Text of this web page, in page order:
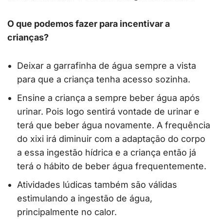
O que podemos fazer para incentivar a
crianças?
Deixar a garrafinha de água sempre a vista
para que a criança tenha acesso sozinha.
Ensine a criança a sempre beber água após
urinar. Pois logo sentirá vontade de urinar e
terá que beber água novamente. A frequência
do xixi irá diminuir com a adaptação do corpo
a essa ingestão hídrica e a criança então já
terá o hábito de beber água frequentemente.
Atividades lúdicas também são válidas
estimulando a ingestão de água,
principalmente no calor.